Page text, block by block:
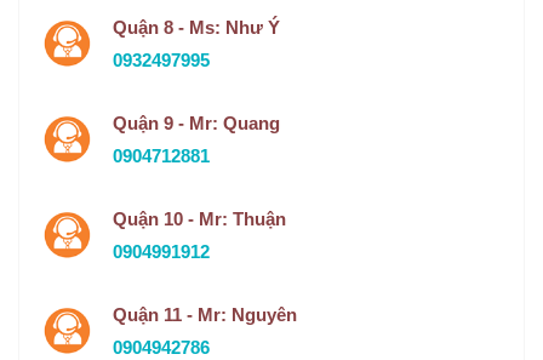
Quận 8 - Ms: Như Ý
0932497995
Quận 9 - Mr: Quang
0904712881
Quận 10 - Mr: Thuận
0904991912
Quận 11 - Mr: Nguyên
0904942786